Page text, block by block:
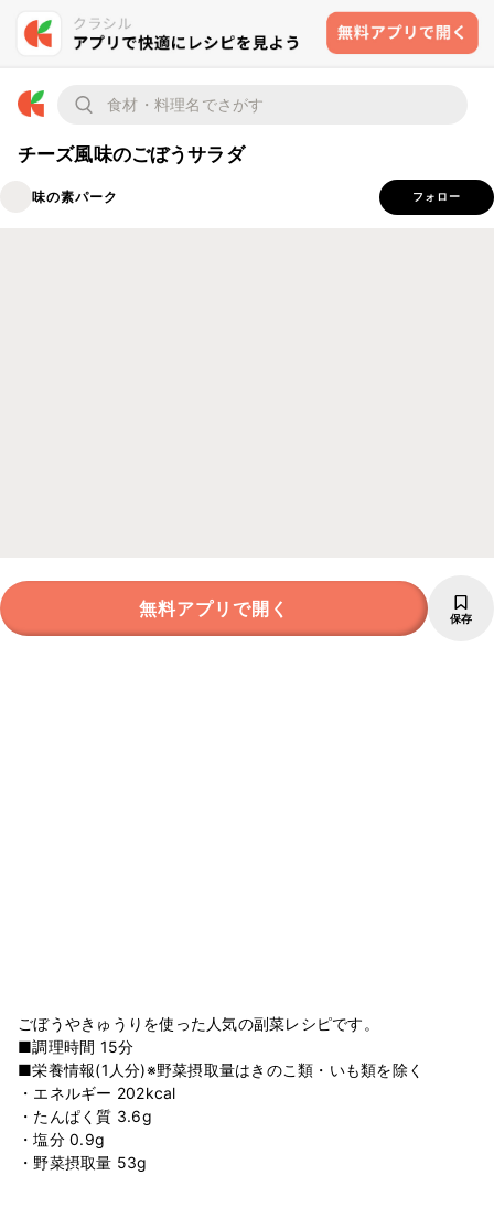
チーズ風味のごぼうサラダ
味の素パーク フォロー
無料アプリで開く 保存
ごぼうやきゅうりを使った人気の副菜レシピです。
■調理時間 15分
■栄養情報(1人分)※野菜摂取量はきのこ類・いも類を除く
・エネルギー 202kcal
・たんぱく質 3.6g
・塩分 0.9g
・野菜摂取量 53g